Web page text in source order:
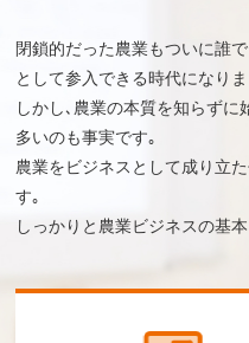
閉鎖的だった農業もついに誰
として参入できる時代になり
しかし､農業の本質を知らず
多いのも事実です｡
農業をビジネスとして成り立
す｡
しっかりと農業ビジネスの基